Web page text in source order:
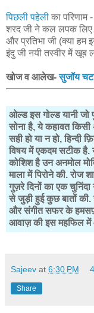
पिछली पहेली का परिणाम -
शरद जी ने कल लपक लिए
और प्रतिभा जी (क्या हम
इंदु जी नयी तस्वीर में खूब
खोज व आलेख-सुजॉय
ओल्ड इस गोल्ड यानी जो
सोना है, ये कहावत किसी
सही हो या न हो, हिन्दी
विषय में एकदम सटीक
कोशिश है उन अनमोल
माला में पिरोने की.
गुज़रे दिनों का एक
से जुड़ी हुई कुछ बातों
और संगीत सफर के
आवाज़ की इस महफिल में
Sajeev at 6:30 PM
Share